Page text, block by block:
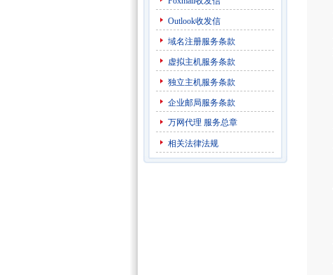
Outlook收发信
域名注册服务条款
虚拟主机服务条款
独立主机服务条款
企业邮局服务条款
万网代理 服务总章
相关法律法规